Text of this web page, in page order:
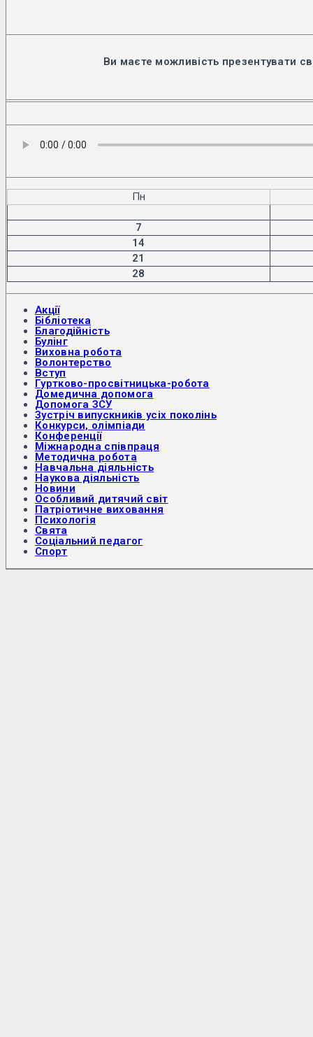
Ви маєте можливість презентувати
Пн
7
14
21
28
Акції
Бібліотека
Благодійність
Булінг
Виховна робота
Волонтерство
Вступ
Гуртково-просвітницька-робота
Домедична допомога
Допомога ЗСУ
Зустріч випускників усіх поколінь
Конкурси, олімпіади
Конференції
Міжнародна співпраця
Методична робота
Навчальна діяльність
Наукова діяльність
Новини
Особливий дитячий світ
Патріотичне виховання
Психологія
Свята
Соціальний педагог
Спорт